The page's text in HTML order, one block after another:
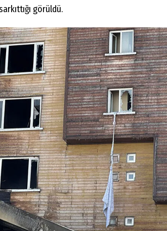
görüldü.